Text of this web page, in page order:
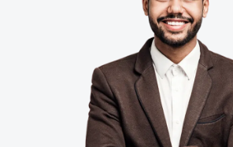
Norway (English)